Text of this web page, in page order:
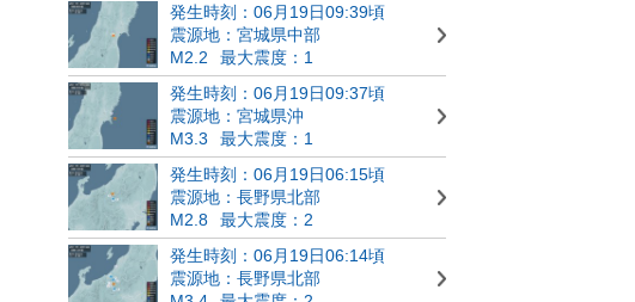
発生時刻：06月19日09:39頃
震源地：宮城県中部
M2.2
最大震度：1
発生時刻：06月19日09:37頃
震源地：宮城県沖
M3.3
最大震度：1
発生時刻：06月19日06:15頃
震源地：長野県北部
M2.8
最大震度：2
発生時刻：06月19日06:14頃
震源地：長野県北部